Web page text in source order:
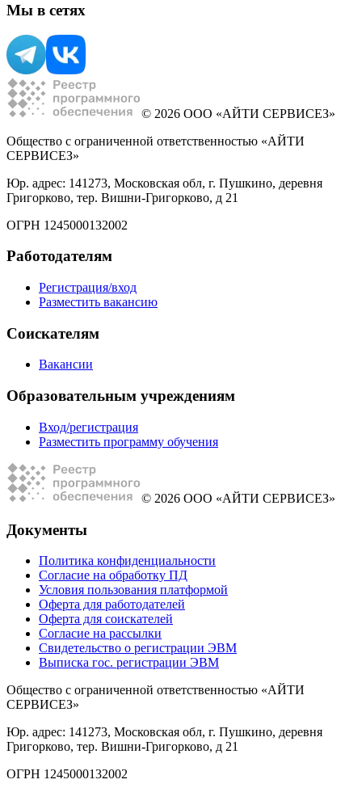
Мы в сетях
© 2026 ООО «АЙТИ СЕРВИСЕЗ»
Общество с ограниченной ответственностью «АЙТИ
СЕРВИСЕЗ»
Юр. адрес: 141273, Московская обл, г. Пушкино, деревня
Григорково, тер. Вишни-Григорково, д 21
ОГРН 1245000132002
Работодателям
Регистрация/вход
Разместить вакансию
Соискателям
Вакансии
Образовательным учреждениям
Вход/регистрация
Разместить программу обучения
© 2026 ООО «АЙТИ СЕРВИСЕЗ»
Документы
Политика конфиденциальности
Согласие на обработку ПД
Условия пользования платформой
Оферта для работодателей
Оферта для соискателей
Согласие на рассылки
Свидетельство о регистрации ЭВМ
Выписка гос. регистрации ЭВМ
Общество с ограниченной ответственностью «АЙТИ
СЕРВИСЕЗ»
Юр. адрес: 141273, Московская обл, г. Пушкино, деревня
Григорково, тер. Вишни-Григорково, д 21
ОГРН 1245000132002